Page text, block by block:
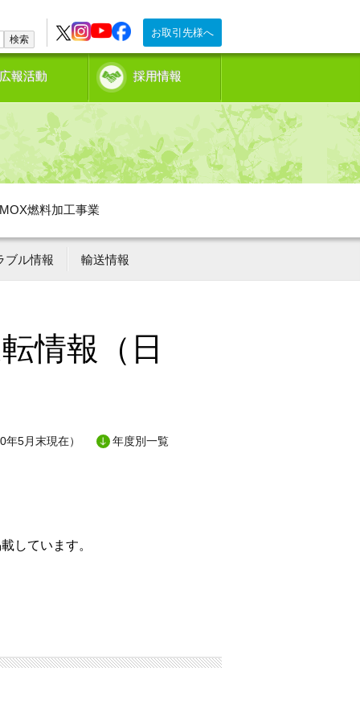
お取引先様へ
検索
報活動 採用情報
燃料加工事業
ブル情報 輸送情報
情報（日
5月末現在） 年度別一覧
しています。